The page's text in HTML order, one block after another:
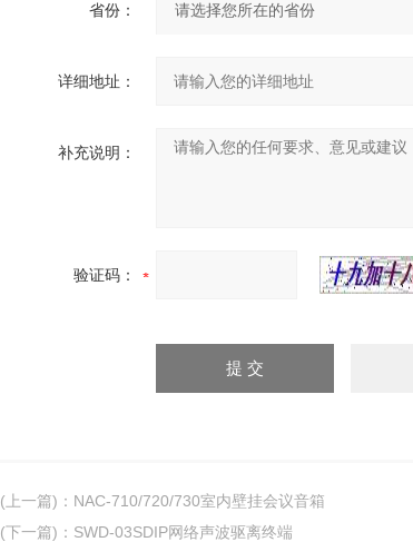
省份：
详细地址：
补充说明：
验证码：
(上一篇) ： NAC-710/720/730室内壁挂会议音箱
(下一篇) ： SWD-03SDIP网络声波驱离终端